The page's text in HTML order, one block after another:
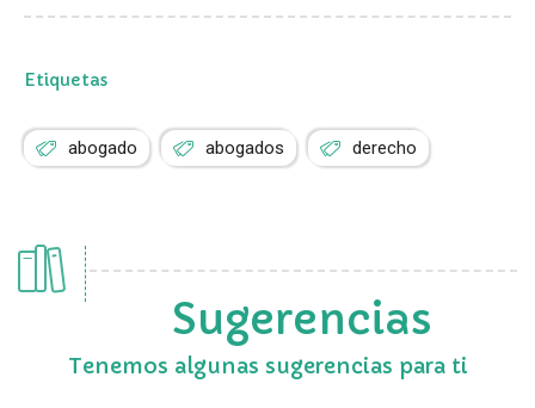
Etiquetas
abogado abogados derecho
Sugerencias
Tenemos algunas sugerencias para ti